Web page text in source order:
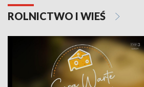
ROLNICTWO I WIEŚ